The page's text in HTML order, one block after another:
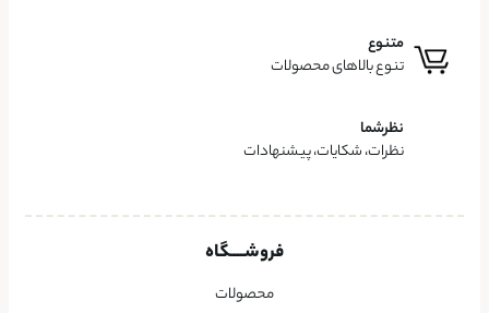
متنوع
تنوع بالاهای محصولات
نظرشما
نظرات، شکایات، پیشنهادات
فروشــــگاه
محصولات